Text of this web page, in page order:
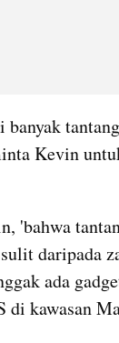
Kevin
'bahwa
daripada
ada
kawasan